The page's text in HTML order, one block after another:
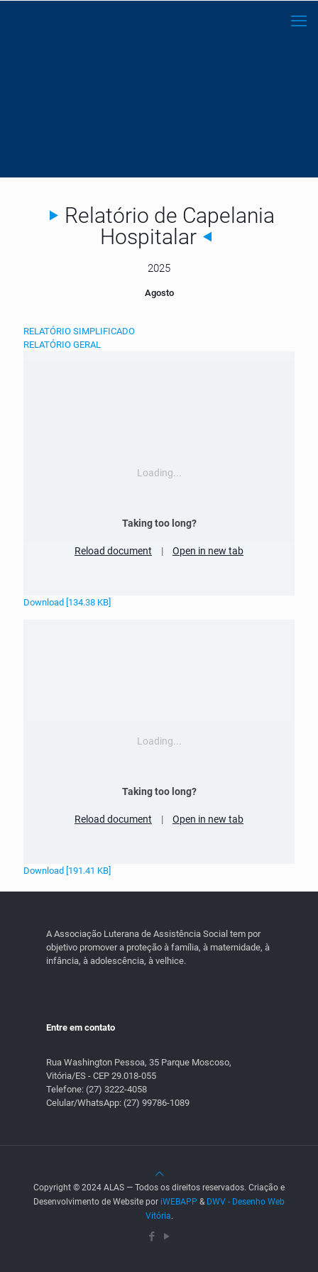
Relatório de Capelania
Hospitalar
2025
Agosto
RELATÓRIO SIMPLIFICADO
RELATÓRIO GERAL
Loading...
Taking too long?
Reload document | Open in new tab
Download [134.38 KB]
Loading...
Taking too long?
Reload document | Open in new tab
Download [191.41 KB]
A Associação Luterana de Assistência Social tem por
objetivo promover a proteção à família, à maternidade, à
infância, à adolescência, à velhice.
Entre em contato
Rua Washington Pessoa, 35 Parque Moscoso,
Vitória/ES - CEP 29.018-055
Telefone: (27) 3222-4058
Celular/WhatsApp: (27) 99786-1089
Copyright © 2024 ALAS — Todos os direitos reservados. Criação e
Desenvolvimento de Website por iWEBAPP & DWV - Desenho Web
Vitória.